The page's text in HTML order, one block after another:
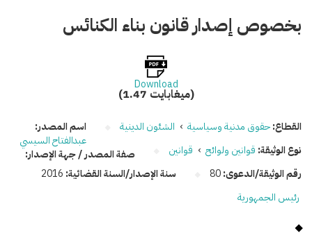
بخصوص إصدار قانون بناء الكنائس
Download
(1.47 ميغابايت)
القطاع:حقوق مدنية وسياسية › الشئون الدينية
نوع الوثيقة: قوانين ولوائح › قوانين
رقم الوثيقة/الدعوى:80 سنة الإصدار/السنة القضائية: 2016
اسم المصدر:
عبدالفتاح السيسي
صفة المصدر / جهة الإصدار:
رئيس الجمهورية